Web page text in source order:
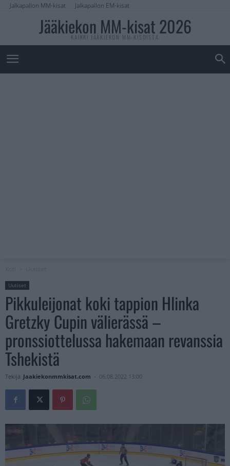
Jalkapallon MM-kisat Jalkapallon EM-kisat
Jääkiekon MM-kisat 2026
KAIKKI JÄÄKIEKON MM-KISOISTA
Uutiset
Pikkuleijonat koki tappion Hlinka
Gretzky Cupin välierässä –
pronssiottelussa hakemaan revanssia
Tshekistä
Tekijä Jaakiekonmmkisat.com - 06.08.2022 13:00